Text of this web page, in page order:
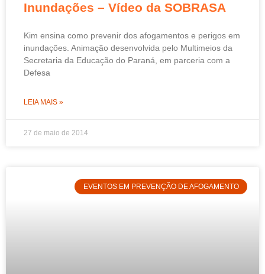
Inundações – Vídeo da SOBRASA
Kim ensina como prevenir dos afogamentos e perigos em
inundações. Animação desenvolvida pelo Multimeios da
Secretaria da Educação do Paraná, em parceria com a
Defesa
LEIA MAIS »
27 de maio de 2014
EVENTOS EM PREVENÇÃO DE AFOGAMENTO